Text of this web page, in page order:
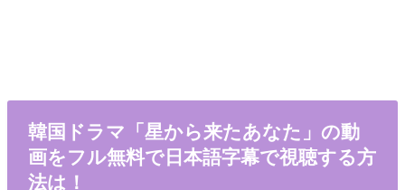
韓国ドラマ「星から来たあなた」の動
画をフル無料で日本語字幕で視聴する方
法は！